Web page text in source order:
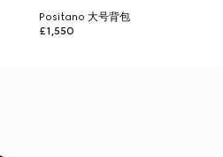
Positano 大号背包
£1,550